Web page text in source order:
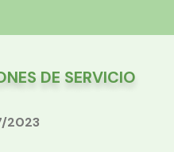
DE SERVICIO
2023